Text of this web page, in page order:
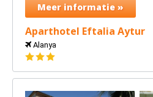
Meer informatie »
Aparthotel Eftalia Aytur
Alanya
3